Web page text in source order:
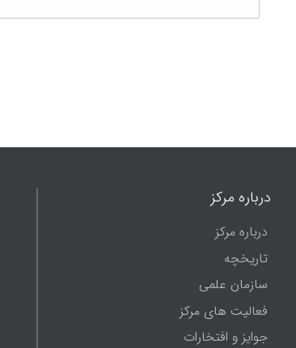
درباره مرکز
درباره مرکز
تاریخچه
سازمان علمی
فعالیت های مرکز
جوایز و افتخارات